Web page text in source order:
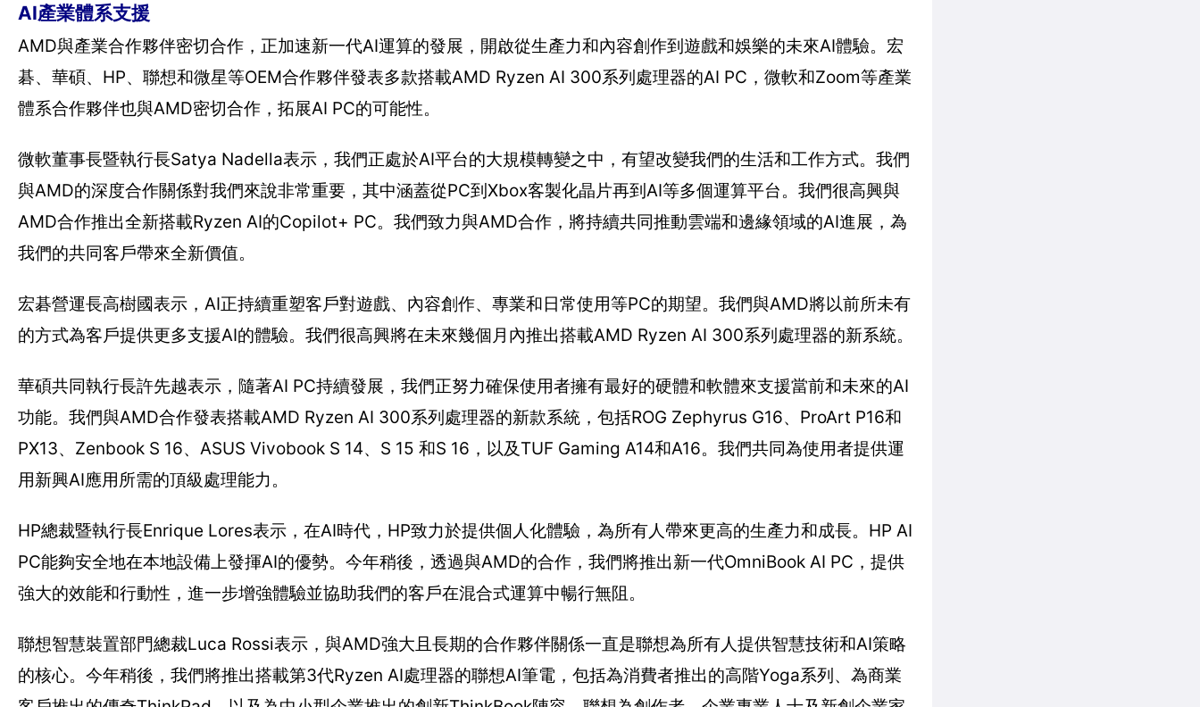
AI產業體系支援
AMD與產業合作夥伴密切合作，正加速新一代AI運算的發展，開啟從生產力和內容創作到遊戲和娛樂的未來AI體驗。宏
碁、華碩、HP、聯想和微星等OEM合作夥伴發表多款搭載AMD Ryzen AI 300系列處理器的AI PC，微軟和Zoom等產業
體系合作夥伴也與AMD密切合作，拓展AI PC的可能性。
微軟董事長暨執行長Satya Nadella表示，我們正處於AI平台的大規模轉變之中，有望改變我們的生活和工作方式。我們
與AMD的深度合作關係對我們來說非常重要，其中涵蓋從PC到Xbox客製化晶片再到AI等多個運算平台。我們很高興與
AMD合作推出全新搭載Ryzen AI的Copilot+ PC。我們致力與AMD合作，將持續共同推動雲端和邊緣領域的AI進展，為
我們的共同客戶帶來全新價值。
宏碁營運長高樹國表示，AI正持續重塑客戶對遊戲、內容創作、專業和日常使用等PC的期望。我們與AMD將以前所未有
的方式為客戶提供更多支援AI的體驗。我們很高興將在未來幾個月內推出搭載AMD Ryzen AI 300系列處理器的新系統。
華碩共同執行長許先越表示，隨著AI PC持續發展，我們正努力確保使用者擁有最好的硬體和軟體來支援當前和未來的AI
功能。我們與AMD合作發表搭載AMD Ryzen AI 300系列處理器的新款系統，包括ROG Zephyrus G16、ProArt P16和
PX13、Zenbook S 16、ASUS Vivobook S 14、S 15 和S 16，以及TUF Gaming A14和A16。我們共同為使用者提供運
用新興AI應用所需的頂級處理能力。
HP總裁暨執行長Enrique Lores表示，在AI時代，HP致力於提供個人化體驗，為所有人帶來更高的生產力和成長。HP AI
PC能夠安全地在本地設備上發揮AI的優勢。今年稍後，透過與AMD的合作，我們將推出新一代OmniBook AI PC，提供
強大的效能和行動性，進一步增強體驗並協助我們的客戶在混合式運算中暢行無阻。
聯想智慧裝置部門總裁Luca Rossi表示，與AMD強大且長期的合作夥伴關係一直是聯想為所有人提供智慧技術和AI策略
的核心。今年稍後，我們將推出搭載第3代Ryzen AI處理器的聯想AI筆電，包括為消費者推出的高階Yoga系列、為商業